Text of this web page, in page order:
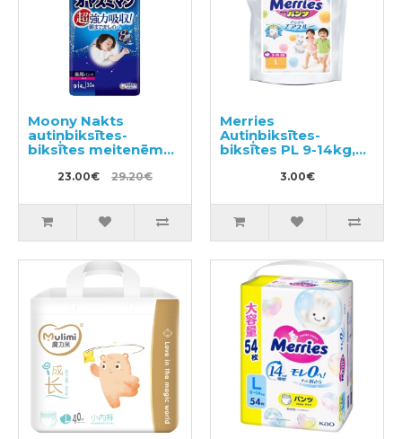
Moony Nakts
autiņbiksītes-
biksītes meitenēm
23.00€ 29.20€
Merries
Autiņbiksītes-
biksītes PL 9-14kg,
3.00€